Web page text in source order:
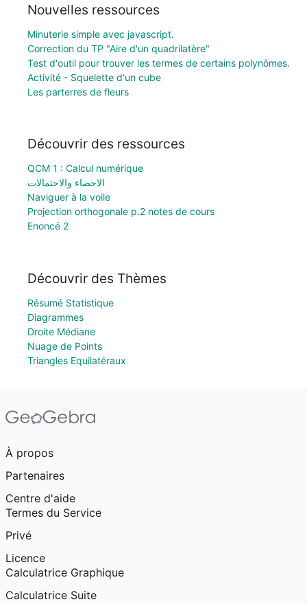
Nouvelles ressources
Minuterie simple avec javascript.
Correction du TP "Aire d'un quadrilatère"
Test d'outil pour trouver les termes de certains polynômes.
Activité - Squelette d'un cube
Les parterres de fleurs
Découvrir des ressources
QCM 1 : Calcul numérique
الاحصاء والاحتمالات
Naviguer à la voile
Projection orthogonale p.2 notes de cours
Enoncé 2
Découvrir des Thèmes
Résumé Statistique
Diagrammes
Droite Médiane
Nuage de Points
Triangles Equilatéraux
À propos
Partenaires
Centre d'aide
Termes du Service
Privé
Licence
Calculatrice Graphique
Calculatrice Suite